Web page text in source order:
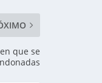
que se